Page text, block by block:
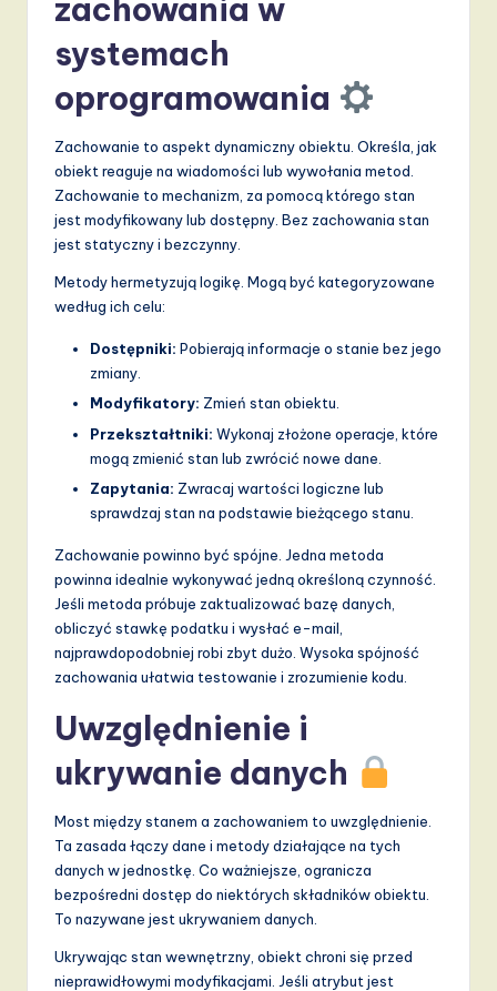
zachowania w
systemach
oprogramowania
Zachowanie to aspekt dynamiczny obiektu. Określa, jak
obiekt reaguje na wiadomości lub wywołania metod.
Zachowanie to mechanizm, za pomocą którego stan
jest modyfikowany lub dostępny. Bez zachowania stan
jest statyczny i bezczynny.
Metody hermetyzują logikę. Mogą być kategoryzowane
według ich celu:
Dostępniki: Pobierają informacje o stanie bez jego
zmiany.
Modyfikatory: Zmień stan obiektu.
Przekształtniki: Wykonaj złożone operacje, które
mogą zmienić stan lub zwrócić nowe dane.
Zapytania: Zwracaj wartości logiczne lub
sprawdzaj stan na podstawie bieżącego stanu.
Zachowanie powinno być spójne. Jedna metoda
powinna idealnie wykonywać jedną określoną czynność.
Jeśli metoda próbuje zaktualizować bazę danych,
obliczyć stawkę podatku i wysłać e-mail,
najprawdopodobniej robi zbyt dużo. Wysoka spójność
zachowania ułatwia testowanie i zrozumienie kodu.
Uwzględnienie i
ukrywanie danych
Most między stanem a zachowaniem to uwzględnienie.
Ta zasada łączy dane i metody działające na tych
danych w jednostkę. Co ważniejsze, ogranicza
bezpośredni dostęp do niektórych składników obiektu.
To nazywane jest ukrywaniem danych.
Ukrywając stan wewnętrzny, obiekt chroni się przed
nieprawidłowymi modyfikacjami. Jeśli atrybut jest